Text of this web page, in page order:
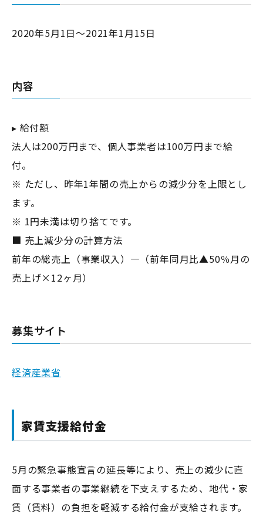
2020年5月1日～2021年1月15日
内容
▸ 給付額
法人は200万円まで、個人事業者は100万円まで給
付。
※ ただし、昨年1年間の売上からの減少分を上限とし
ます。
※ 1円未満は切り捨てです。
■ 売上減少分の計算方法
前年の総売上（事業収入）―（前年同月比▲50％月の
売上げ×12ヶ月）
募集サイト
経済産業省
家賃支援給付金
5月の緊急事態宣言の延長等により、売上の減少に直
面する事業者の事業継続を下支えするため、地代・家
賃（賃料）の負担を軽減する給付金が支給されます。